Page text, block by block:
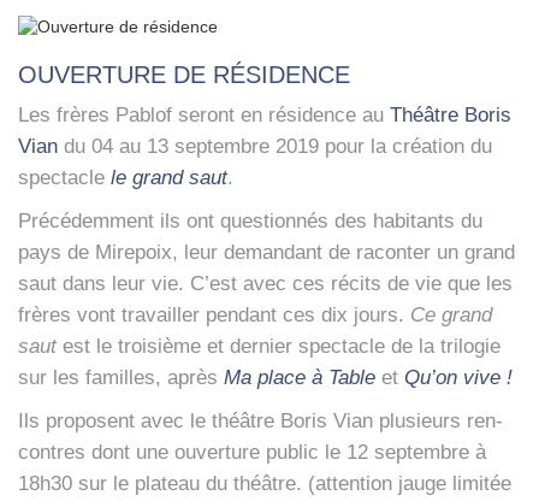
OUVERTURE DE RÉSIDENCE
Les frères Pablof seront en rési­dence au Théâtre Boris
Vian du 04 au 13 sep­tembre 2019 pour la créa­tion du
spec­tacle le grand saut.
Pré­cé­dem­ment ils ont ques­tion­nés des habi­tants du
pays de Mire­poix, leur deman­dant de racon­ter un grand
saut dans leur vie. C’est avec ces récits de vie que les
frères vont tra­vailler pen­dant ces dix jours. Ce grand
sautest le troi­sième et der­nier spec­tacle de la tri­lo­gie
sur les familles, après Ma place à Table et Qu’on vive !
Ils pro­posent avec le théâtre Boris Vian plu­sieurs ren­
contres dont une ouver­ture public le 12 sep­tembre à
18h30 sur le pla­teau du théâtre. (atten­tion jauge limi­tée